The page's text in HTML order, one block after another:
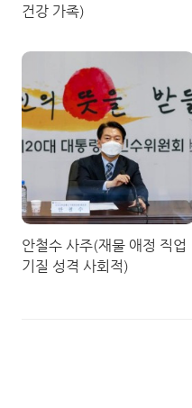
건강 가족)
안철수 사주(재물 애정 직업
기질 성격 사회적)